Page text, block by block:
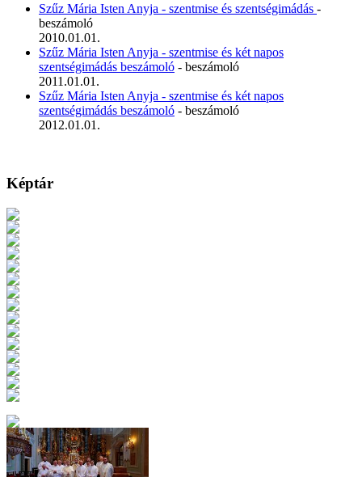
Szűz Mária Isten Anyja - szentmise és szentségimádás -
beszámoló
2010.01.01.
Szűz Mária Isten Anyja - szentmise és két napos
szentségimádás beszámoló - beszámoló
2011.01.01.
Szűz Mária Isten Anyja - szentmise és két napos
szentségimádás beszámoló - beszámoló
2012.01.01.
Képtár